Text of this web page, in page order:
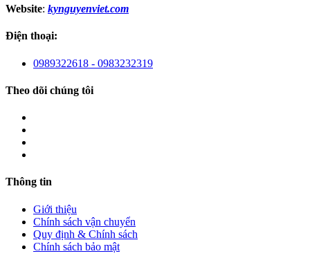
Website: kynguyenviet.com
Điện thoại:
0989322618 - 0983232319
Theo dõi chúng tôi
Thông tin
Giới thiệu
Chính sách vận chuyển
Quy định & Chính sách
Chính sách bảo mật